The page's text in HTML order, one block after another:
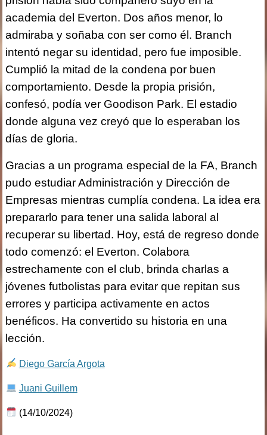
academia del Everton. Dos años menor, lo
admiraba y soñaba con ser como él. Branch
intentó negar su identidad, pero fue imposible.
Cumplió la mitad de la condena por buen
comportamiento. Desde la propia prisión,
confesó, podía ver Goodison Park. El estadio
donde alguna vez creyó que lo esperaban los
días de gloria.
Gracias a un programa especial de la FA, Branch
pudo estudiar Administración y Dirección de
Empresas mientras cumplía condena. La idea era
prepararlo para tener una salida laboral al
recuperar su libertad. Hoy, está de regreso donde
todo comenzó: el Everton. Colabora
estrechamente con el club, brinda charlas a
jóvenes futbolistas para evitar que repitan sus
errores y participa activamente en actos
benéficos. Ha convertido su historia en una
lección.
Diego García Argota
Juani Guillem
(14/10/2024)